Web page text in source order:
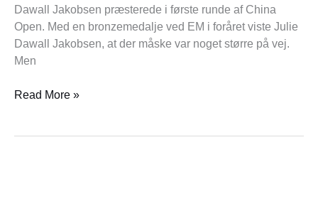
Dawall Jakobsen præsterede i første runde af China
Open. Med en bronzemedalje ved EM i foråret viste Julie
Dawall Jakobsen, at der måske var noget større på vej.
Men
Read More »